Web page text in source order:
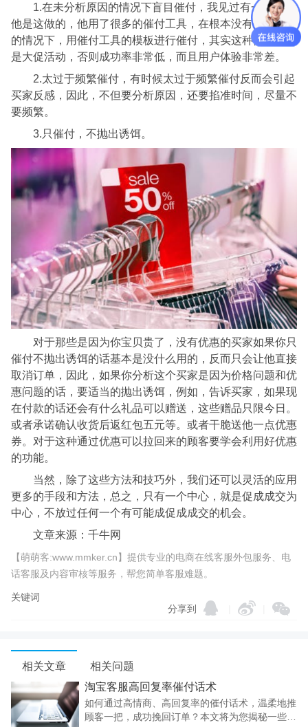
1.在未分析原因的情况下盲目催付，我见过有一些店铺
他是这做的，他用了很多的催付工具，在根本没有分析原因
的情况下，用催付工具的模板进行催付，其实这种情况除非
是大促活动，否则成功率非常低，而且用户体验非常差。
2.太过于频繁催付，有时候太过于频繁催付反而会引起
买家反感，因此，不但要分析原因，还要掐准时间，尽量不
要频繁。
3.只催付，不抛出诱饵。
对于那些是因为你宝贝贵了，没有优惠的买家如果你只
催付不抛出诱饵的话基本是没什么用的，反而只会让他直接
取消订单，因此，如果你分析这个买家是因为价格问题和优
惠问题的话，要适当的抛出诱饵，例如，告诉买家，如果现
在付款的话还会有什么礼品可以赠送，这些赠品只限今日。
或者承诺确认收货后返红包五元等。或者干脆送他一点优惠
券。对于这种通过优惠可以拉回来的顾客要学会利用好优惠
的功能。
当然，除了这些方法和技巧外，我们还可以灵活的应用
更多的手段和方法，总之，只有一个中心，就是促成成交为
中心，不放过任何一个有可能成促成成交的机会。
文章来源：千牛网
【萌萌客:www.mmker.cn】提供专业的电商在线客服外包服务、电
话客服及内容审核等服务，帮您简单客服难题。
关键词
分享到
相关文章
相关问题
淘宝客服高回复率催付话术
如何通过高情商、高回复率的催付话术，温柔地推
顾客一把，成功挽回订单？本文将为您揭秘一些实